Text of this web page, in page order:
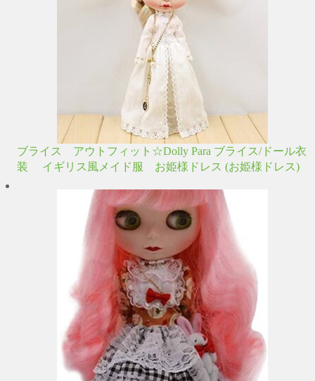
ブライス アウトフィット☆Dolly Para ブライス/ドール衣
装 イギリス風メイド服 お姫様ドレス (お姫様ドレス)